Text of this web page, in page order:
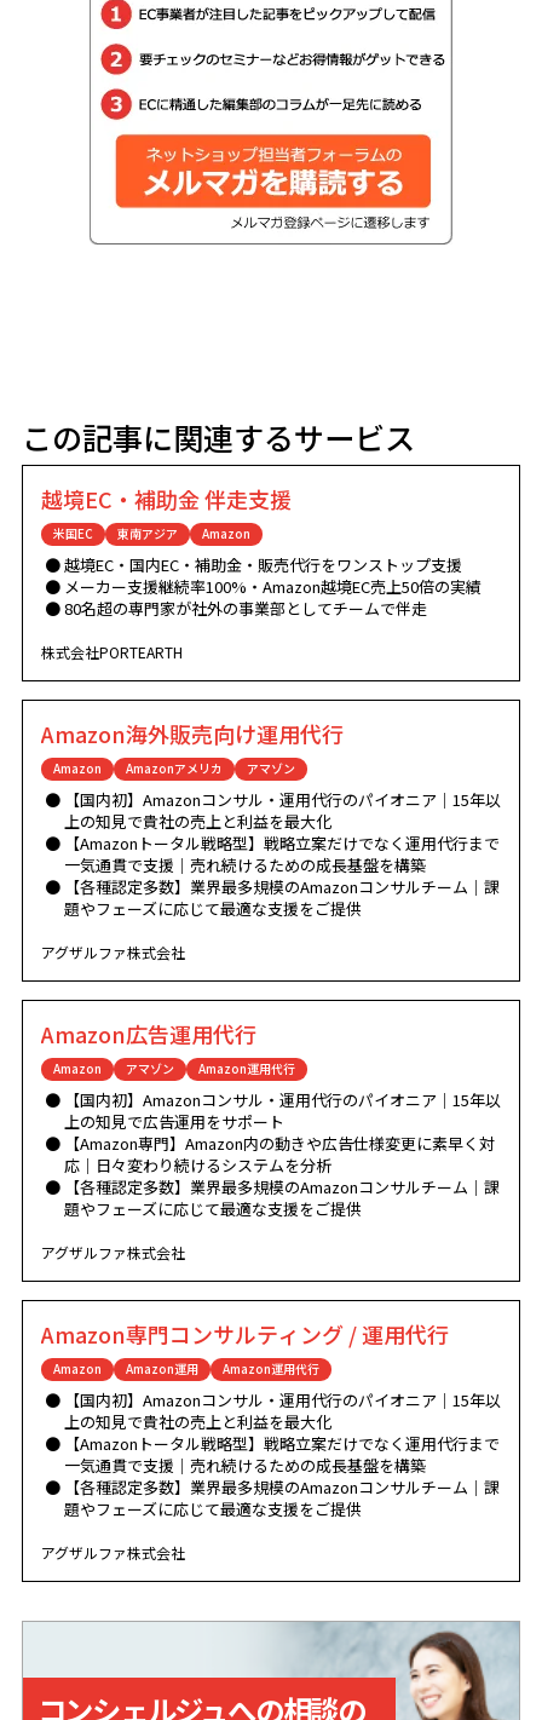
この記事に関連するサービス
越境EC・補助金 伴走支援
米国EC 東南アジア Amazon
越境EC・国内EC・補助金・販売代行をワンストップ支援
メーカー支援継続率100%・Amazon越境EC売上50倍の実績
80名超の専門家が社外の事業部としてチームで伴走
株式会社PORTEARTH
Amazon海外販売向け運用代行
Amazon Amazonアメリカ アマゾン
【国内初】Amazonコンサル・運用代行のパイオニア｜15年以
上の知見で貴社の売上と利益を最大化
【Amazonトータル戦略型】戦略立案だけでなく運用代行まで
一気通貫で支援｜売れ続けるための成長基盤を構築
【各種認定多数】業界最多規模のAmazonコンサルチーム｜課
題やフェーズに応じて最適な支援をご提供
アグザルファ株式会社
Amazon広告運用代行
Amazon アマゾン Amazon運用代行
【国内初】Amazonコンサル・運用代行のパイオニア｜15年以
上の知見で広告運用をサポート
【Amazon専門】Amazon内の動きや広告仕様変更に素早く対
応｜日々変わり続けるシステムを分析
【各種認定多数】業界最多規模のAmazonコンサルチーム｜課
題やフェーズに応じて最適な支援をご提供
アグザルファ株式会社
Amazon専門コンサルティング / 運用代行
Amazon Amazon運用 Amazon運用代行
【国内初】Amazonコンサル・運用代行のパイオニア｜15年以
上の知見で貴社の売上と利益を最大化
【Amazonトータル戦略型】戦略立案だけでなく運用代行まで
一気通貫で支援｜売れ続けるための成長基盤を構築
【各種認定多数】業界最多規模のAmazonコンサルチーム｜課
題やフェーズに応じて最適な支援をご提供
アグザルファ株式会社
コンシェルジュへの相談の